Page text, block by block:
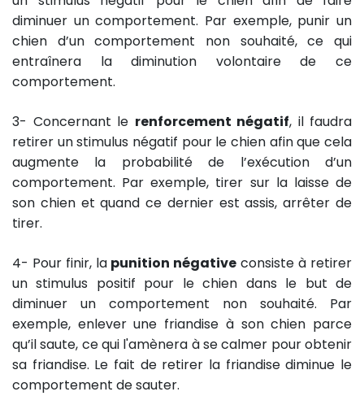
diminuer un comportement. Par exemple, punir un
chien d’un comportement non souhaité, ce qui
entraînera la diminution volontaire de ce
comportement.
3- Concernant le renforcement négatif, il faudra
retirer un stimulus négatif pour le chien afin que cela
augmente la probabilité de l’exécution d’un
comportement. Par exemple, tirer sur la laisse de
son chien et quand ce dernier est assis, arrêter de
tirer.
4- Pour finir, la punition négative consiste à retirer
un stimulus positif pour le chien dans le but de
diminuer un comportement non souhaité. Par
exemple, enlever une friandise à son chien parce
qu’il saute, ce qui l'amènera à se calmer pour obtenir
sa friandise. Le fait de retirer la friandise diminue le
comportement de sauter.